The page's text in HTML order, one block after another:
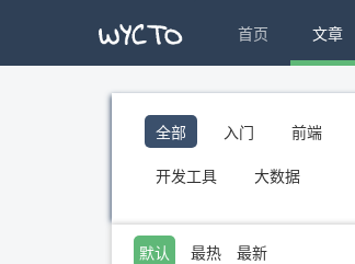
首页 文章
全部 入门 前端
开发工具
大数据
默认 最热 最新